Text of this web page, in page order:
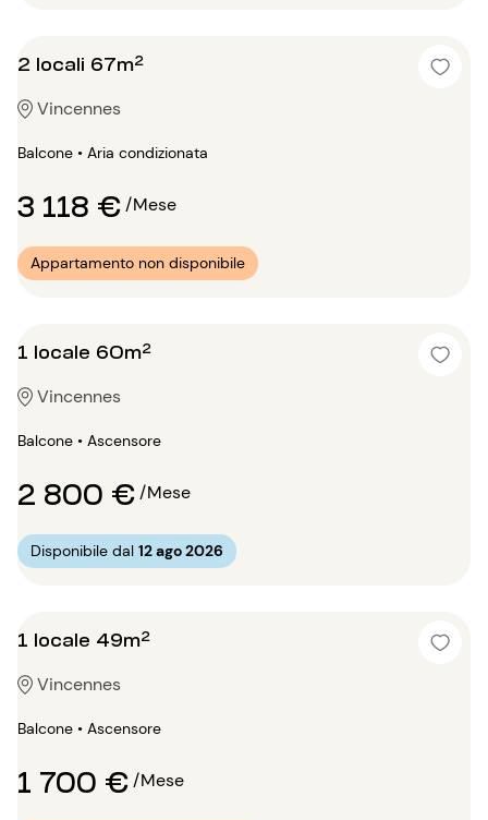
2 locali 67m²
Vincennes
Balcone • Aria condizionata
3 118 €/Mese
Appartamento non disponibile
1 locale 60m²
Vincennes
Balcone • Ascensore
2 800 €/Mese
Disponibile dal 12 ago 2026
1 locale 49m²
Vincennes
Balcone • Ascensore
1 700 €/Mese